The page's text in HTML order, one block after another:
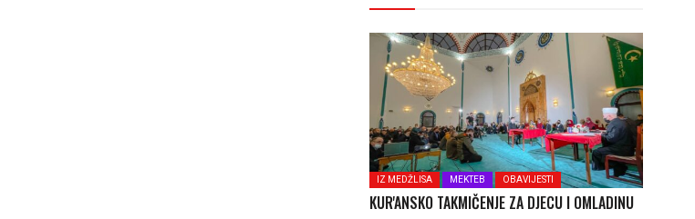
IZ MEDŽLISA MEKTEB OBAVIJESTI
KUR'ANSKO TAKMIČENJE ZA DJECU I OMLADINU